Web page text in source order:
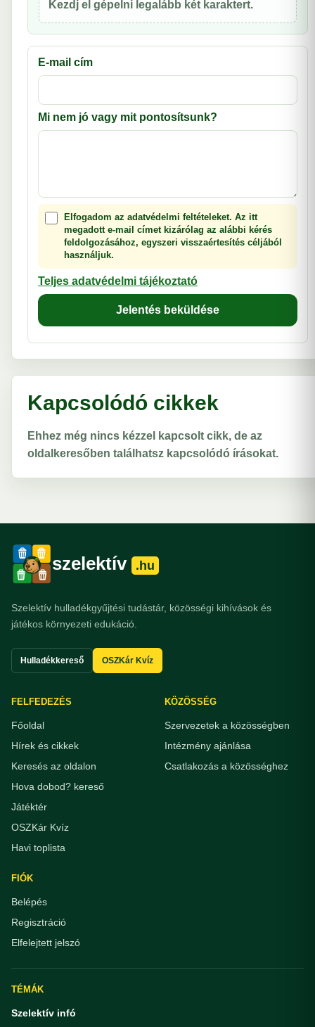
Kezdj el gépelni legalább két karaktert.
E-mail cím
Mi nem jó vagy mit pontosítsunk?
Elfogadom az adatvédelmi feltételeket. Az itt
megadott e-mail címet kizárólag az alábbi kérés
feldolgozásához, egyszeri visszaértesítés céljából
használjuk.
Teljes adatvédelmi tájékoztató
Jelentés beküldése
Kapcsolódó cikkek
Ehhez még nincs kézzel kapcsolt cikk, de az
oldalkeresőben találhatsz kapcsolódó írásokat.
szelektív .hu
Szelektív hulladékgyűjtési tudástár, közösségi kihívások és
játékos környezeti edukáció.
Hulladékkereső OSZKár Kvíz
FELFEDEZÉS
Főoldal
Hírek és cikkek
Keresés az oldalon
Hova dobod? kereső
Játéktér
OSZKár Kvíz
Havi toplista
KÖZÖSSÉG
Szervezetek a közösségben
Intézmény ajánlása
Csatlakozás a közösséghez
FIÓK
Belépés
Regisztráció
Elfelejtett jelszó
TÉMÁK
Szelektív infó